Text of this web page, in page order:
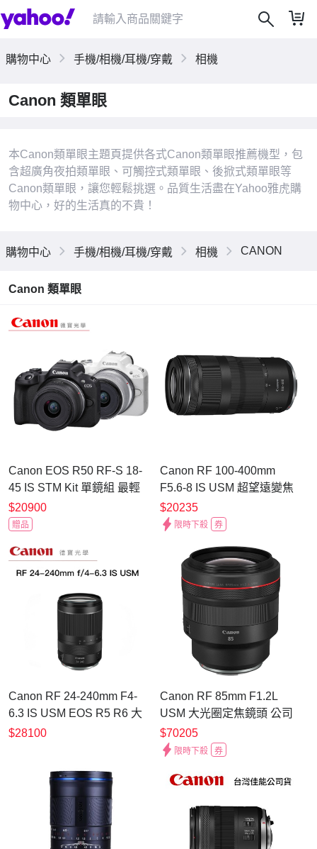
購物中心 手機/相機/耳機/穿戴 相機
Canon 類單眼
本Canon類單眼主題頁提供各式Canon類單眼推薦機型，包
含超廣角夜拍類單眼、可觸控式類單眼、後掀式類單眼等
Canon類單眼，讓您輕鬆挑選。品質生活盡在Yahoo雅虎購
物中心，好的生活真的不貴！
購物中心 手機/相機/耳機/穿戴 相機 CANON
Canon 類單眼
Canon EOS R50 RF-S 18-
45 IS STM Kit 單鏡組 最輕
巧 VLOG 台灣佳能公司貨
$20900
贈品
Canon RF 100-400mm
F5.6-8 IS USM 超望遠變焦
鏡頭 公司貨
$20235
限時下殺 券
Canon RF 24-240mm F4-
6.3 IS USM EOS R5 R6 大
光圈變焦鏡 旅遊鏡 台灣佳能
$28100
Canon RF 85mm F1.2L
USM 大光圈定焦鏡頭 公司
貨
$70205
限時下殺 券